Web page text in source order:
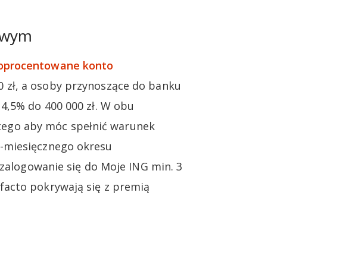
konto
zł, a osoby przynoszące do banku
do 400 000 zł. W obu
aby móc spełnić warunek
okresu
się do Moje ING min. 3
pokrywają się z premią